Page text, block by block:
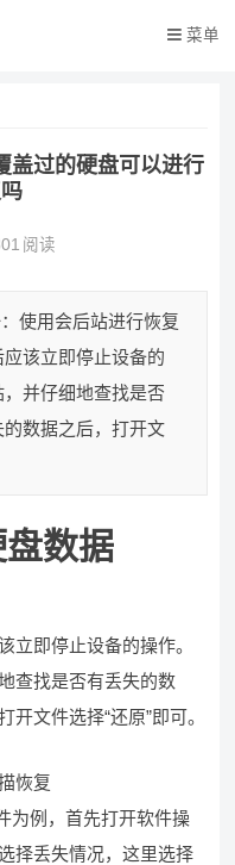
菜单
盖过的硬盘可以进行
阅读
使用会后站进行恢复
该立即停止设备的
并仔细地查找是否
数据之后，打开文
数据
立即停止设备的操作。
查找是否有丢失的数
文件选择“还原”即可。
恢复
为例，首先打开软件操
择丢失情况，这里选择